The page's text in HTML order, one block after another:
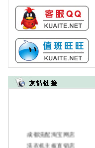
成都洗配淘宝网店
洗衣机主板直销店